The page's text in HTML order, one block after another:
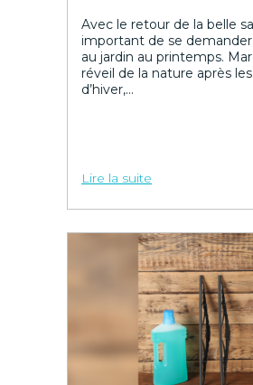
Avec le retour de la belle
important de se
au jardin au printemps.
réveil de la nature après
d’hiver,...
Lire la suite